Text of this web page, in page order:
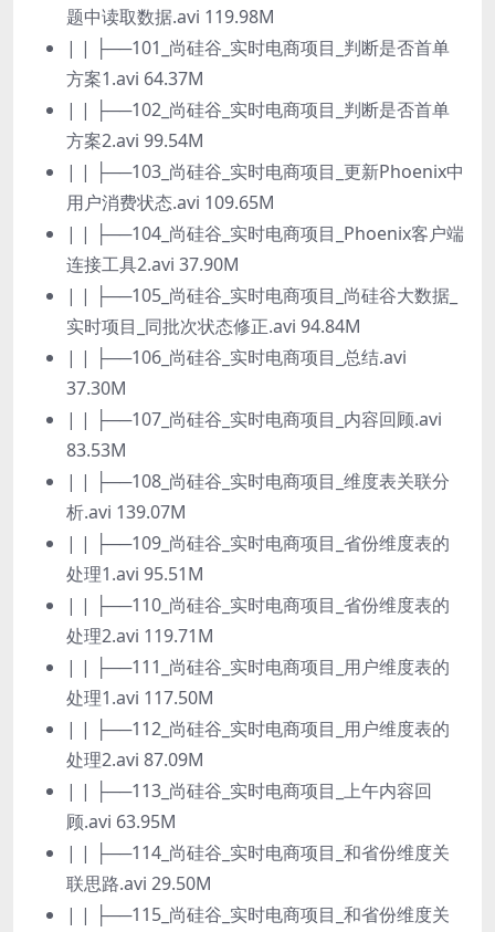
题中读取数据.avi 119.98M
| | ├──101_尚硅谷_实时电商项目_判断是否首单
方案1.avi 64.37M
| | ├──102_尚硅谷_实时电商项目_判断是否首单
方案2.avi 99.54M
| | ├──103_尚硅谷_实时电商项目_更新Phoenix中
用户消费状态.avi 109.65M
| | ├──104_尚硅谷_实时电商项目_Phoenix客户端
连接工具2.avi 37.90M
| | ├──105_尚硅谷_实时电商项目_尚硅谷大数据_
实时项目_同批次状态修正.avi 94.84M
| | ├──106_尚硅谷_实时电商项目_总结.avi
37.30M
| | ├──107_尚硅谷_实时电商项目_内容回顾.avi
83.53M
| | ├──108_尚硅谷_实时电商项目_维度表关联分
析.avi 139.07M
| | ├──109_尚硅谷_实时电商项目_省份维度表的
处理1.avi 95.51M
| | ├──110_尚硅谷_实时电商项目_省份维度表的
处理2.avi 119.71M
| | ├──111_尚硅谷_实时电商项目_用户维度表的
处理1.avi 117.50M
| | ├──112_尚硅谷_实时电商项目_用户维度表的
处理2.avi 87.09M
| | ├──113_尚硅谷_实时电商项目_上午内容回
顾.avi 63.95M
| | ├──114_尚硅谷_实时电商项目_和省份维度关
联思路.avi 29.50M
| | ├──115_尚硅谷_实时电商项目_和省份维度关